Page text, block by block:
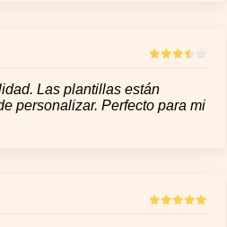
Las plantillas están
personalizar. Perfecto para mi